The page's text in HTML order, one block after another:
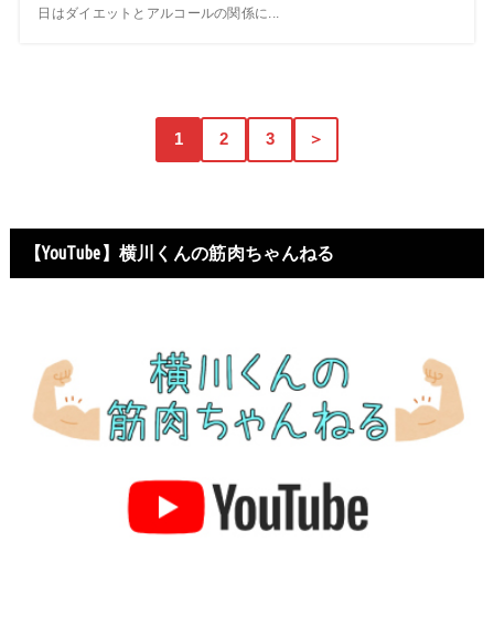
日はダイエットとアルコールの関係に...
1 2 3 ＞
【YouTube】横川くんの筋肉ちゃんねる